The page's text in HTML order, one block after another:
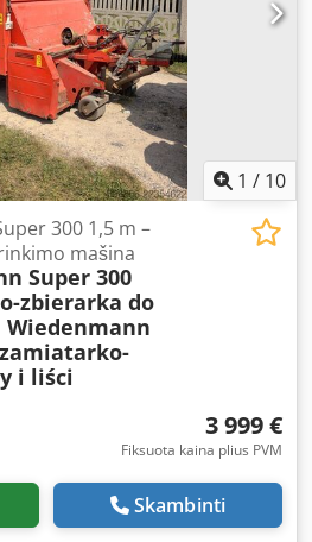
1 / 10
300 1,5 m –
mašina
Super 300
zbierarka do
Wiedenmann
zamiatarko-
i liści
3 999 €
Fiksuota kaina plius PVM
Skambinti